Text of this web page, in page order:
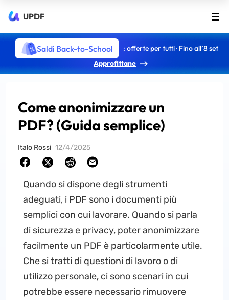
UPDF
Saldi Back-to-School
: offerte per tutti · Fino all’8 set
Approfittane
Come anonimizzare un
PDF? (Guida semplice)
Italo Rossi 12/4/2025
Quando si dispone degli strumenti
adeguati, i PDF sono i documenti più
semplici con cui lavorare. Quando si parla
di sicurezza e privacy, poter anonimizzare
facilmente un PDF è particolarmente utile.
Che si tratti di questioni di lavoro o di
utilizzo personale, ci sono scenari in cui
potrebbe essere necessario rimuovere